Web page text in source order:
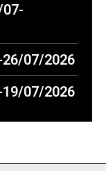
26/07/2026
19/07/2026